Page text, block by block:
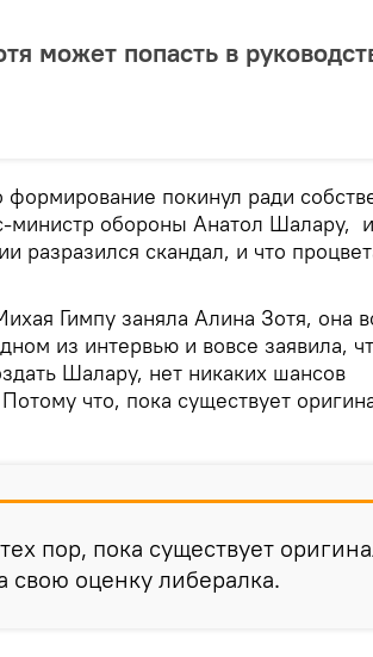
может попасть в
формирование покинул ради
министр обороны Анатол Шалару,
разразился скандал, и что
Гимпу заняла Алина Зотя, она
из интервью и вовсе заявила,
Шалару, нет никаких шансов
что, пока существует
пор, пока существует
свою оценку либералка.